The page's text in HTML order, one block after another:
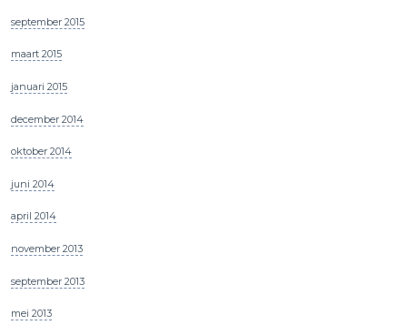
september 2015
maart 2015
januari 2015
december 2014
oktober 2014
juni 2014
april 2014
november 2013
september 2013
mei 2013